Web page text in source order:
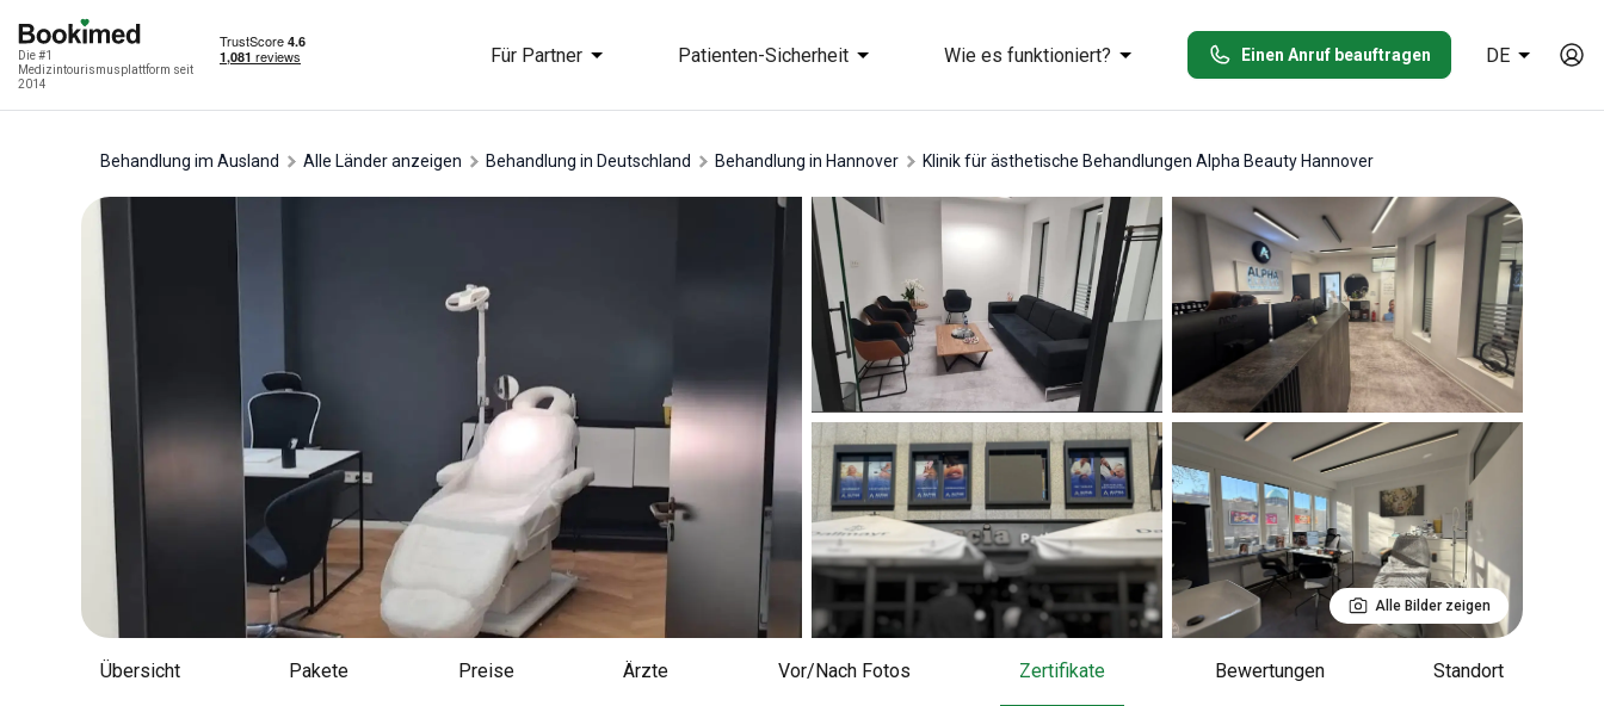
Die #1
Medizintourismusplattform seit
2014
Für Partner Patienten-Sicherheit Wie es funktioniert? Einen Anruf beauftragen DE
Behandlung im Ausland Alle Länder anzeigen Behandlung in Deutschland Behandlung in Hannover Klinik für ästhetische Behandlungen Alpha Beauty Hannover
Alle Bilder zeigen
Übersicht Pakete Preise Ärzte Vor/Nach Fotos Zertifikate Bewertungen Standort